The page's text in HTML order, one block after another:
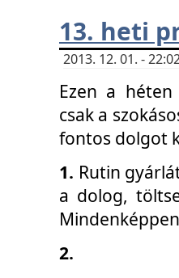
13. heti
2013. 12. 01. -
Ezen a
csak a
fontos dolgot
1. Rutin
a dolog,
2.